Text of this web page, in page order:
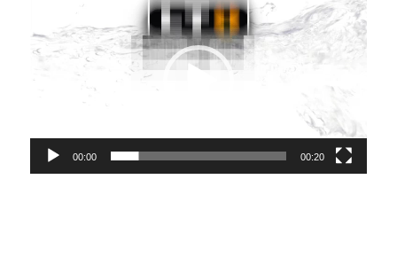
00:00 00:20